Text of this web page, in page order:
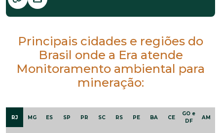
Principais cidades e regiões do
Brasil onde a Era atende
Monitoramento ambiental para
mineração:
RJ MG ES SP PR SC RS PE BA CE
GO e
DF
AM